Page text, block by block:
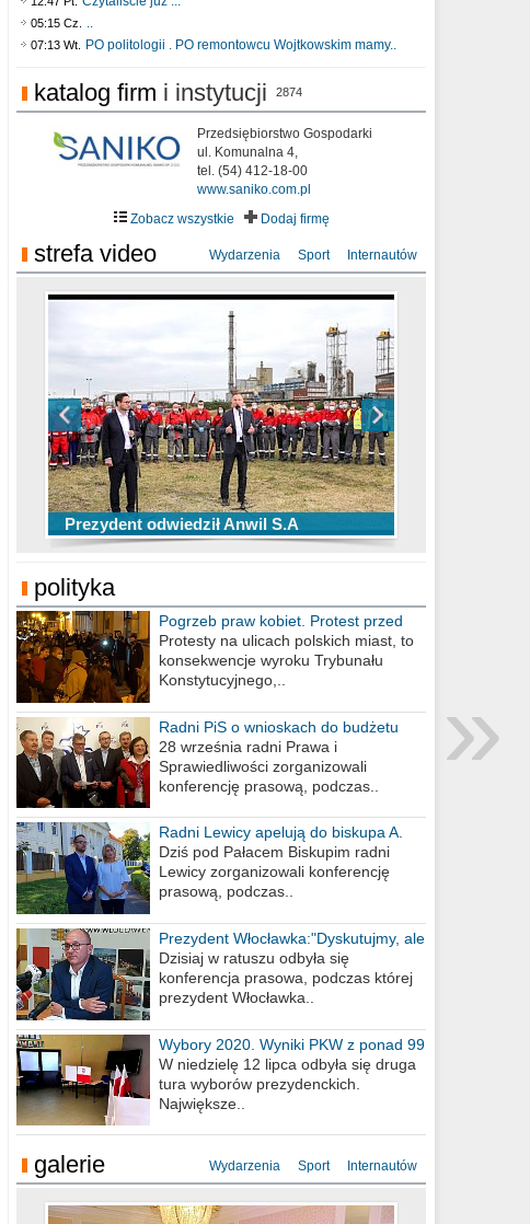
05:15 Cz. ..
07:13 Wt. PO politologii . PO remontowcu Wojtkowskim mamy..
katalog firm i instytucji 2874
Przedsiębiorstwo Gospodarki
ul. Komunalna 4,
tel. (54) 412-18-00
www.saniko.com.pl
Zobacz wszystkie
Dodaj firmę
strefa video Wydarzenia Sport Internautów
Prezydent odwiedził Anwil S.A
TOP 10 przechwytów Anwilu Włocławek
w EBL w sezonie 2019/2020
TOP 5 rzutów Anwilu Włocławek w BCL
w sezonie 2019/2020
Ni To Ponk - W oczach mamy strach
sixf33t .Last Year DRONE FOOTAGE
Włocławek
XXIII Sesja Rady Miasta Włocławek VIII
kadencji w dniu 09.06.2020 r.
polityka
Pogrzeb praw kobiet. Protest przed
biurem poselskim PiS
Protesty na ulicach polskich miast, to
konsekwencje wyroku Trybunału
Konstytucyjnego,..
Radni PiS o wnioskach do budżetu
miasta na 2021 rok
28 września radni Prawa i
Sprawiedliwości zorganizowali
konferencję prasową, podczas..
Radni Lewicy apelują do biskupa A.
Wiesława Meringa
Dziś pod Pałacem Biskupim radni
Lewicy zorganizowali konferencję
prasową, podczas..
Prezydent Włocławka:"Dyskutujmy, ale
nie obrażajmy się”
Dzisiaj w ratuszu odbyła się
konferencja prasowa, podczas której
prezydent Włocławka..
Wybory 2020. Wyniki PKW z ponad 99
procent obwodów
W niedzielę 12 lipca odbyła się druga
tura wyborów prezydenckich.
Największe..
galerie Wydarzenia Sport Internautów
Studniówka Kopernik 2019.01.11
Studniówka LMK 2019.01.05
Studniówka ZS Ekonomicznych
2019.01.05
»